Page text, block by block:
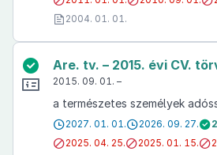
2004. 01. 01.
Are. tv. – 2015. évi CV.
2015. 09. 01. –
a természetes személyek
2027. 01. 01. 2026. 09. 27.
2025. 04. 25.
2025. 01. 15.